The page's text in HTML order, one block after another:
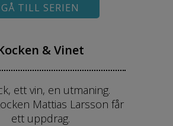
GÅ TILL SERIEN
& Vinet
ett vin, en utmaning.
Mattias Larsson får
ett uppdrag.